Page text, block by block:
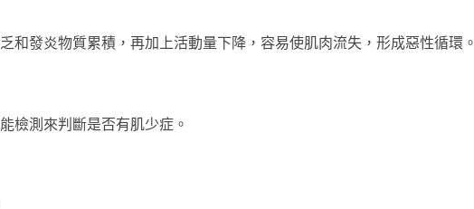
和發炎物質累積，再加上活動量下降，容易使肌肉流失，形成惡性循環。
檢測來判斷是否有肌少症。